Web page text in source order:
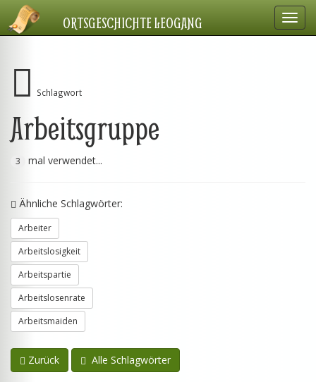
ORTSGESCHICHTE LEOGANG
Schlagwort
Arbeitsgruppe
3 mal verwendet...
Ähnliche Schlagwörter:
Arbeiter
Arbeitslosigkeit
Arbeitspartie
Arbeitslosenrate
Arbeitsmaiden
Zurück Alle Schlagwörter